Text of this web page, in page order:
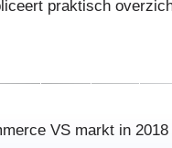
praktisch
VS markt in 2018